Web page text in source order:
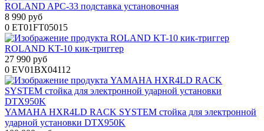
ROLAND APC-33 подставка установочная
8 990 руб
0 ET01FT05015
ROLAND KT-10 кик-триггер
27 990 руб
0 EV01BX04112
YAMAHA HXR4LD RACK SYSTEM стойка для электронной
ударной установки DTX950K